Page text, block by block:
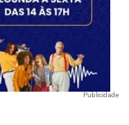
Publicidade